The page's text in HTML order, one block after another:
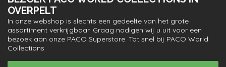
OVERPELT
In onze webshop is slechts een gedeelte van het grote
assortiment verkrijgbaar. Graag nodigen wij u uit voor een
bezoek aan onze PACO Superstore. Tot snel bij PACO World
Collections